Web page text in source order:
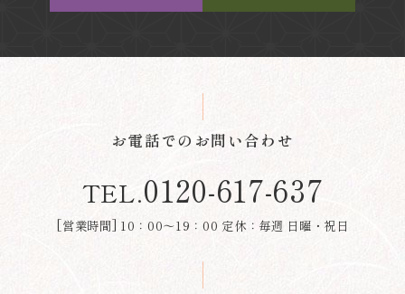
お電話でのお問い合わせ
TEL.0120-617-637
[営業時間] 10：00～19：00 定休：毎週 日曜・祝日